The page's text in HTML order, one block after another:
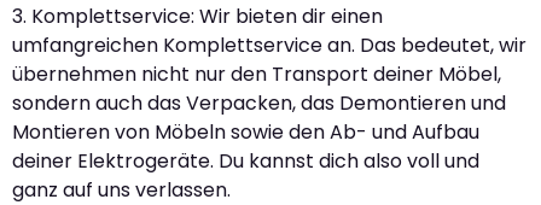
3. Komplettservice: Wir bieten dir einen
umfangreichen Komplettservice an. Das bedeutet, wir
übernehmen nicht nur den Transport deiner Möbel,
sondern auch das Verpacken, das Demontieren und
Montieren von Möbeln sowie den Ab- und Aufbau
deiner Elektrogeräte. Du kannst dich also voll und
ganz auf uns verlassen.